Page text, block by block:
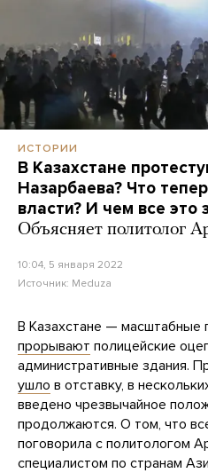
ИСТОРИИ
В Казахстане
Назарбаева? Что
власти? И чем все это
Объясняет политолог
10:04, 5 января 2022
Источник: Meduza
В Казахстане — масштабные
прорывают полицейские
административные здания.
ушло в отставку, в
введено чрезвычайное
продолжаются. О том, что
поговорила с политологом
специалистом по странам